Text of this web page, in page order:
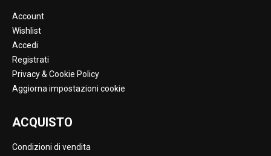
Account
Wishlist
Accedi
Registrati
Privacy & Cookie Policy
Aggiorna impostazioni cookie
ACQUISTO
Condizioni di vendita